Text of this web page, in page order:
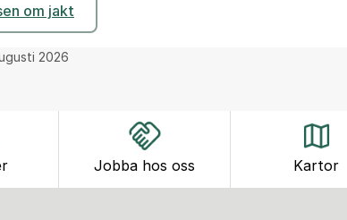
om jakt
2026
Jobba hos oss Kartor